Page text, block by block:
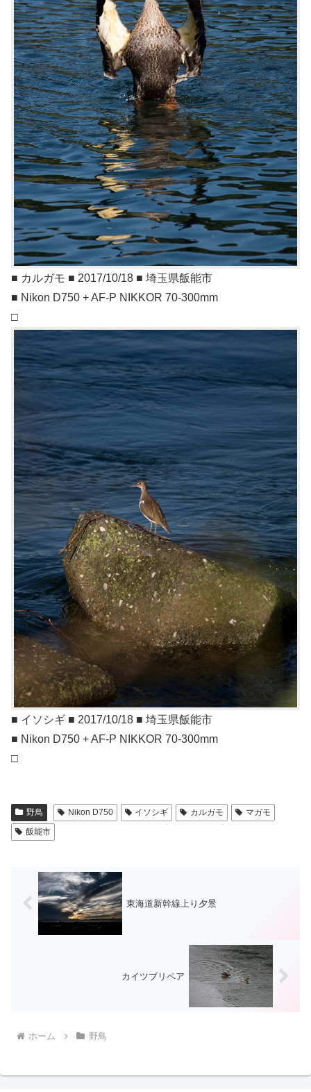
■ カルガモ ■ 2017/10/18 ■ 埼玉県飯能市
■ Nikon D750 + AF-P NIKKOR 70-300mm
□
■ イソシギ ■ 2017/10/18 ■ 埼玉県飯能市
■ Nikon D750 + AF-P NIKKOR 70-300mm
□
野鳥 Nikon D750 イソシギ カルガモ
マガモ
飯能市
東海道新幹線上り夕景
カイツブリペア
ホーム 野鳥